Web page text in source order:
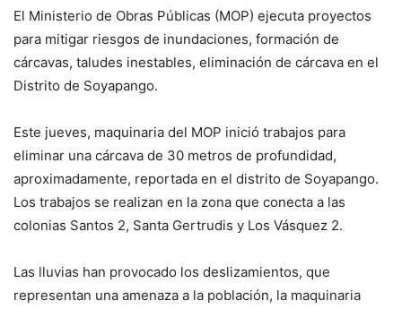
El Ministerio de Obras Públicas (MOP) ejecuta proyectos
para mitigar riesgos de inundaciones, formación de
cárcavas, taludes inestables, eliminación de cárcava en el
Distrito de Soyapango.
Este jueves, maquinaria del MOP inició trabajos para
eliminar una cárcava de 30 metros de profundidad,
aproximadamente, reportada en el distrito de Soyapango.
Los trabajos se realizan en la zona que conecta a las
colonias Santos 2, Santa Gertrudis y Los Vásquez 2.
Las lluvias han provocado los deslizamientos, que
representan una amenaza a la población, la maquinaria